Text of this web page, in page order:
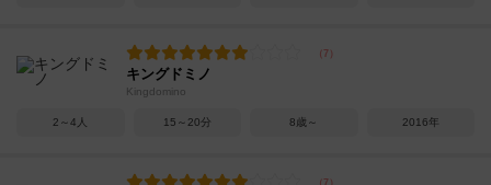
キングドミノ
Kingdomino
2～4人 15～20分 8歳～ 2016年